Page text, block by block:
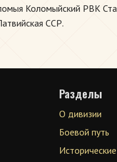
Коломыйский РВК
ССР.
Разделы
О дивизии
Боевой путь